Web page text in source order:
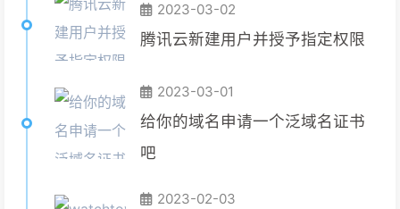
2023-03-02
腾讯云新建用户并授予指定权限
2023-03-01
给你的域名申请一个泛域名证书
吧
2023-02-03